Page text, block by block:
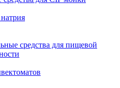
средства для пищевой